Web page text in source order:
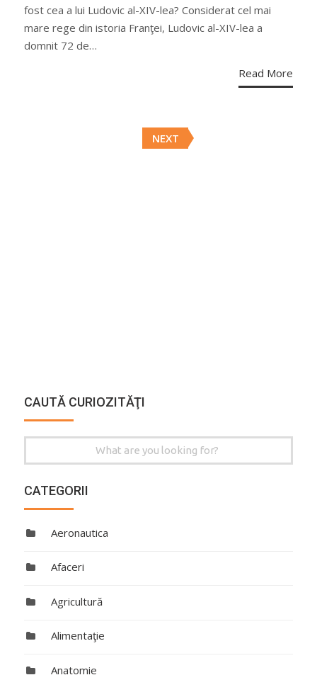
fost cea a lui Ludovic al-XIV-lea? Considerat cel mai
mare rege din istoria Franţei, Ludovic al-XIV-lea a
domnit 72 de…
Read More
navigation
NEXT
CAUTĂ CURIOZITĂŢI
for:
CATEGORII
Aeronautica
Afaceri
Agricultură
Alimentaţie
Anatomie